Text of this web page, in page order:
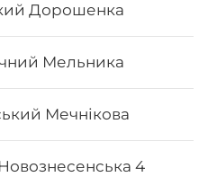
Дорошенка
Мельника
Мечнікова
4
їх різноманітністю та
Osama sushi має
робить страву